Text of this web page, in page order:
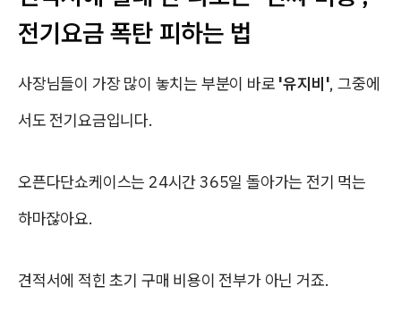
전기요금 폭탄 피하는 법
사장님들이 가장 많이 놓치는 부분이 바로 '유지비', 그중에
서도 전기요금입니다.
오픈다단쇼케이스는 24시간 365일 돌아가는 전기 먹는
하마잖아요.
견적서에 적힌 초기 구매 비용이 전부가 아닌 거죠.